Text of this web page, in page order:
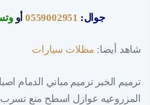
جوال: 0559002951 أو
شاهد أيضا: مظلات سيارات
ترميم الخبر ترميم مباني الدمام
المزروعيه عوازل اسطح منع تسرب